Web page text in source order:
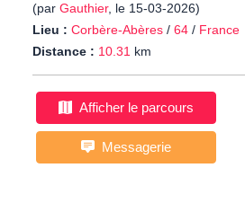
(par Gauthier, le 15-03-2026)
Lieu : Corbère-Abères / 64 / France
Distance : 10.31 km
Afficher le parcours
Messagerie